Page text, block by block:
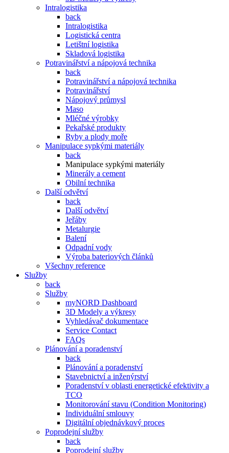
Intralogistika
back
Intralogistika
Logistická centra
Letištní logistika
Skladová logistika
Potravinářství a nápojová technika
back
Potravinářství a nápojová technika
Potravinářství
Nápojový průmysl
Maso
Mléčné výrobky
Pekařské produkty
Ryby a plody moře
Manipulace sypkými materiály
back
Manipulace sypkými materiály
Minerály a cement
Obilní technika
Další odvětví
back
Další odvětví
Jeřáby
Metalurgie
Balení
Odpadní vody
Výroba bateriových článků
Všechny reference
Služby
back
Služby
myNORD Dashboard
3D Modely a výkresy
Vyhledávač dokumentace
Service Contact
FAQs
Plánování a poradenství
back
Plánování a poradenství
Stavebnictví a inženýrství
Poradenství v oblasti energetické efektivity a
TCO
Monitorování stavu (Condition Monitoring)
Individuální smlouvy
Digitální objednávkový proces
Poprodejní služby
back
Poprodejní služby